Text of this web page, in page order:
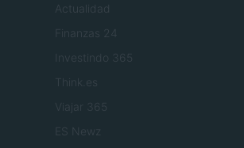
Actualidad
Finanzas 24
Investindo 365
Think.es
Viajar 365
ES Newz